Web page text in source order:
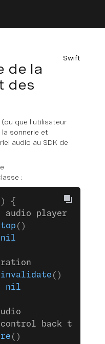
Swift
de la
des
que l'utilisateur
sonnerie et
audio au SDK de
:
{
audio player
()
nil
invalidate ()
nil
back to the
()